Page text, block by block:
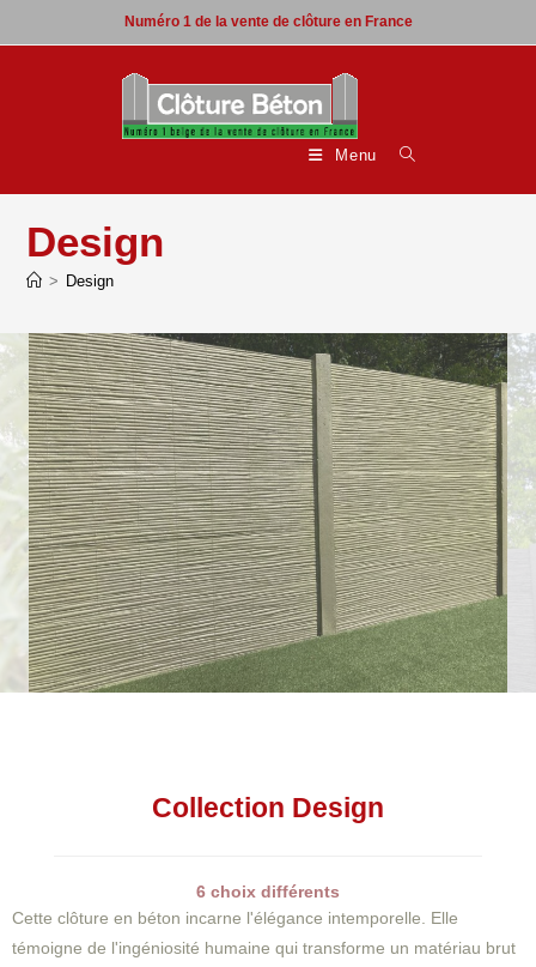
to
Numéro 1 de la vente de clôture en France
Menu
Design
> Design
Collection Design
6 choix différents
Cette clôture en béton incarne l'élégance intemporelle. Elle
témoigne de l'ingéniosité humaine qui transforme un matériau brut